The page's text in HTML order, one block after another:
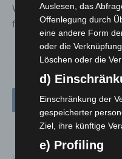
Weitere Informationen
finden Sie unter:
Auslesen, das
Offenlegung durch
eine andere Form
oder die
Löschen oder die
d)
Einschränkung der
gespeicherter
Ziel, ihre künftige
e) Profiling